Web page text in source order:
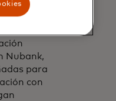
pago
Nubank,
nueva
para
con